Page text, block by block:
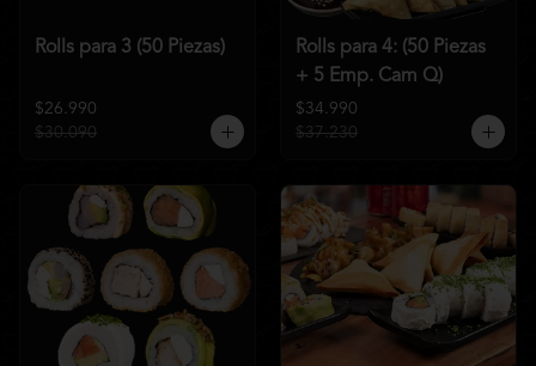
Rolls para 3 (50 Piezas)
$26.990
$30.090
Rolls para 4: (50 Piezas
+ 5 Emp. Cam Q)
$34.990
$37.230